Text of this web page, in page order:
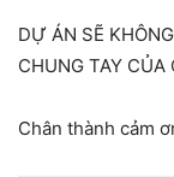
DỰ ÁN SẼ
CHUNG TAY CỦA
Chân thành cảm